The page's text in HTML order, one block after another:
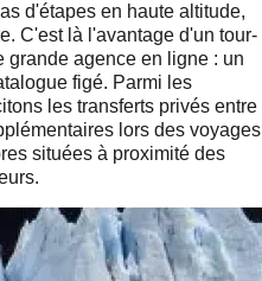
d'étapes en haute altitude,
C'est là l'avantage d'un tour-
grande agence en ligne : un
figé. Parmi les
les transferts privés entre
lors des voyages
situées à proximité des